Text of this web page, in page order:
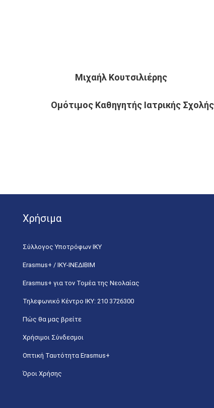
Μιχαήλ Κουτσιλιέρης
Ομότιμος Καθηγητής Ιατρικής
Χρήσιμα
Σύλλογος Υποτρόφων ΙΚΥ
Erasmus+ / ΙΚΥ-ΙΝΕΔΙΒΙΜ
Erasmus+ για τον Τομέα της Νεολαίας
Τηλεφωνικό Κέντρο IKY: 210 3726300
Πώς θα μας βρείτε
Χρήσιμοι Σύνδεσμοι
Οπτική Ταυτότητα Erasmus+
Όροι Χρήσης